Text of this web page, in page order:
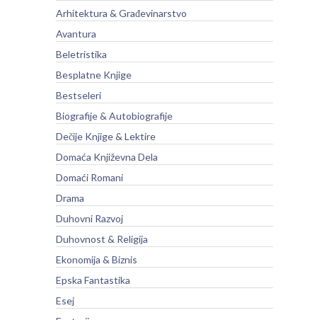
Arhitektura & Građevinarstvo
Avantura
Beletristika
Besplatne Knjige
Bestseleri
Biografije & Autobiografije
Dečije Knjige & Lektire
Domaća Književna Dela
Domaći Romani
Drama
Duhovni Razvoj
Duhovnost & Religija
Ekonomija & Biznis
Epska Fantastika
Esej